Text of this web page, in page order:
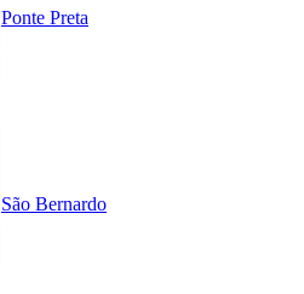
Ponte Preta
São Bernardo